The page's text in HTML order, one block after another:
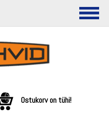
Ostukorv on tühi!